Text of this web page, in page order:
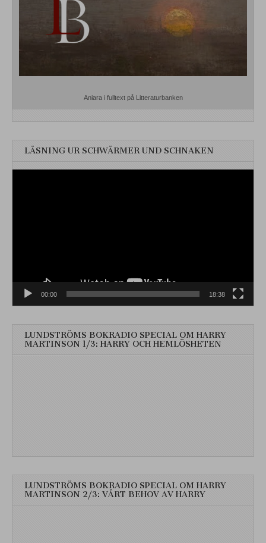
Aniara i fulltext på Litteraturbanken
LÄSNING UR SCHWÄRMER UND SCHNAKEN
00:00 18:38
LUNDSTRÖMS BOKRADIO SPECIAL OM HARRY
MARTINSON 1/3: HARRY OCH HEMLÖSHETEN
LUNDSTRÖMS BOKRADIO SPECIAL OM HARRY
MARTINSON 2/3: VÅRT BEHOV AV HARRY